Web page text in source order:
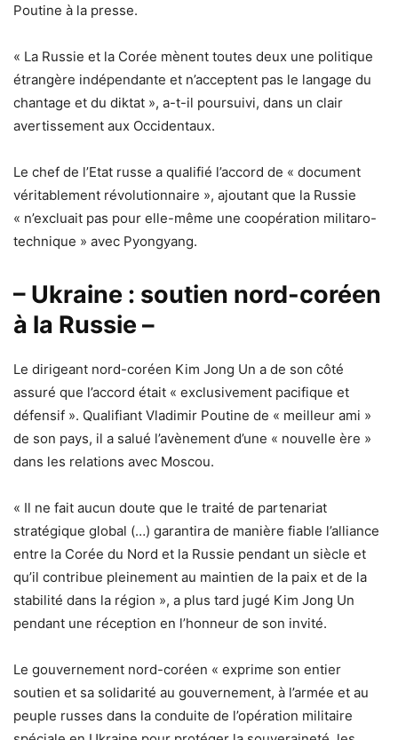
Poutine à la presse.
« La Russie et la Corée mènent toutes deux une politique
étrangère indépendante et n’acceptent pas le langage du
chantage et du diktat », a-t-il poursuivi, dans un clair
avertissement aux Occidentaux.
Le chef de l’Etat russe a qualifié l’accord de « document
véritablement révolutionnaire », ajoutant que la Russie
« n’excluait pas pour elle-même une coopération militaro-
technique » avec Pyongyang.
– Ukraine : soutien nord-coréen
à la Russie –
Le dirigeant nord-coréen Kim Jong Un a de son côté
assuré que l’accord était « exclusivement pacifique et
défensif ». Qualifiant Vladimir Poutine de « meilleur ami »
de son pays, il a salué l’avènement d’une « nouvelle ère »
dans les relations avec Moscou.
« Il ne fait aucun doute que le traité de partenariat
stratégique global (…) garantira de manière fiable l’alliance
entre la Corée du Nord et la Russie pendant un siècle et
qu’il contribue pleinement au maintien de la paix et de la
stabilité dans la région », a plus tard jugé Kim Jong Un
pendant une réception en l’honneur de son invité.
Le gouvernement nord-coréen « exprime son entier
soutien et sa solidarité au gouvernement, à l’armée et au
peuple russes dans la conduite de l’opération militaire